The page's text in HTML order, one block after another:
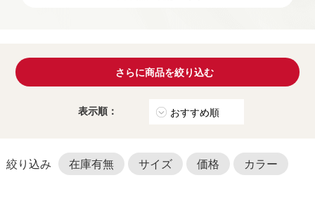
さらに商品を絞り込む
表示順：
在庫有無 サイズ 価格 カラー